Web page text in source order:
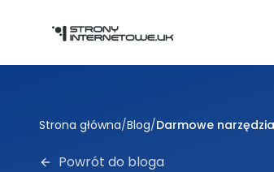
Strona główna/Blog/Darmowe
Powrót do bloga